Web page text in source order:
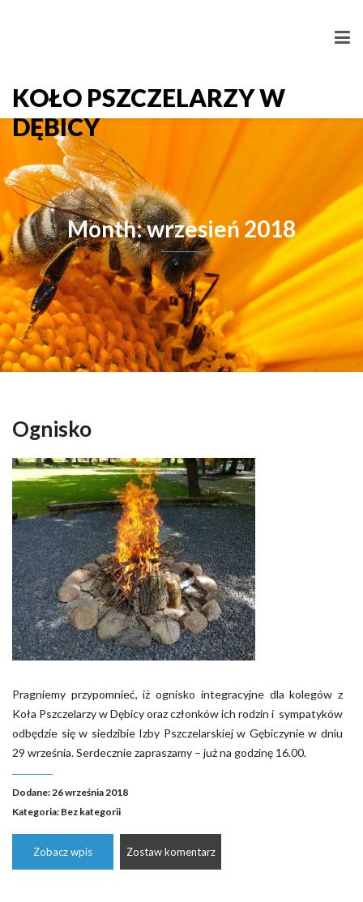
KOŁO PSZCZELARZY W
DĘBICY
Month: wrzesień 2018
Ognisko
Pragniemy przypomnieć, iż ognisko integracyjne dla kolegów z
Koła Pszczelarzy w Dębicy oraz członków ich rodzin i sympatyków
odbędzie się w siedzibie Izby Pszczelarskiej w Gębiczynie w dniu
29 września. Serdecznie zapraszamy – już na godzinę 16.00.
Dodane: 26 września 2018
Kategoria: Bez kategorii
Zobacz wpis Zostaw komentarz